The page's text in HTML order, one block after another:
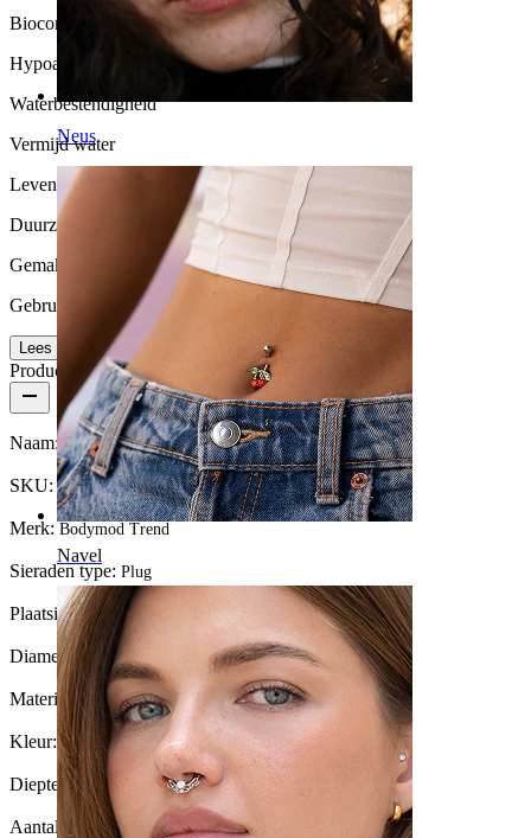
Neus
Navel
Biocompatibiliteit
Hypoallergeen
Waterbestendigheid
Vermijd water
Levensduur
Duurzaam
Gemak van gebruik
Gebruikersvriendelijk
Lees meer
Productdetails
Naam:Plug uit snakewood
SKU:Plug-97
Merk:Bodymod Trend
Sieraden type: Plug
Plaatsing:Stretching
Diameter van de stretch: 8 mm.
Materiaal:Hout
Kleur:Bruin
Diepte:11.5 mm.
Aantal eenheden: 1